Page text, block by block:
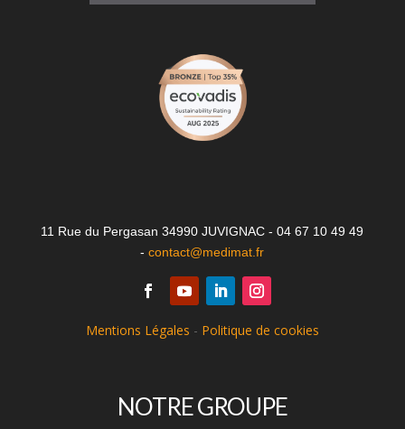
11 Rue du Pergasan 34990 JUVIGNAC - 04 67 10 49 49
-contact@medimat.fr
Mentions Légales - Politique de cookies
NOTRE GROUPE